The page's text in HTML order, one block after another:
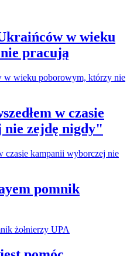
w wieku
pracują
w czasie
zejdę nigdy"
pomnik